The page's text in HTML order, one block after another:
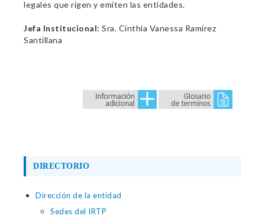
legales que rigen y emiten las entidades.
Jefa Institucional: Sra. Cinthia Vanessa Ramírez
Santillana
DIRECTORIO
Dirección de la entidad
Sedes del IRTP